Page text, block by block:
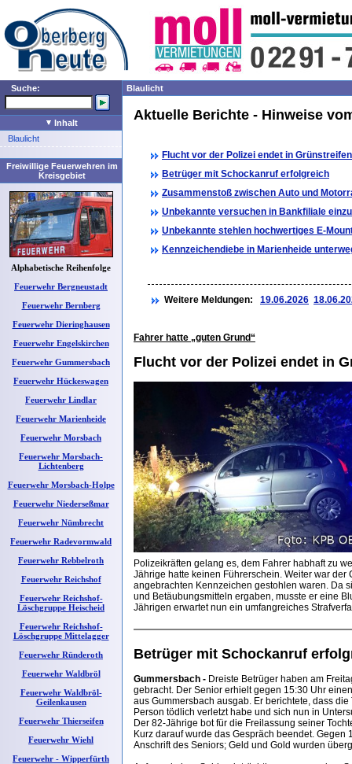
Suche:
Inhalt
Blaulicht
Freiwillige Feuerwehren im
Kreisgebiet
Alphabetische Reihenfolge
Feuerwehr Bergneustadt
Feuerwehr Bernberg
Feuerwehr Dieringhausen
Feuerwehr Engelskirchen
Feuerwehr Gummersbach
Feuerwehr Hückeswagen
Feuerwehr Lindlar
Feuerwehr Marienheide
Feuerwehr Morsbach
Feuerwehr Morsbach-
Lichtenberg
Feuerwehr Morsbach-Holpe
Feuerwehr Niederseßmar
Feuerwehr Nümbrecht
Feuerwehr Radevormwald
Feuerwehr Rebbelroth
Feuerwehr Reichshof
Feuerwehr Reichshof-
Löschgruppe Heischeid
Feuerwehr Reichshof-
Löschgruppe Mittelagger
Feuerwehr Ründeroth
Feuerwehr Waldbröl
Feuerwehr Waldbröl-
Geilenkausen
Feuerwehr Thierseifen
Feuerwehr Wiehl
Feuerwehr - Wipperfürth
Blaulicht
Aktuelle Berichte - Hinweise
Flucht vor der Polizei endet in Grünstreifen
Betrüger mit Schockanruf erfolgreich
Zusammenstoß zwischen Auto und
Unbekannte versuchen in Bankfiliale
Unbekannte stehlen hochwertiges E-
Kennzeichendiebe in Marienheide
Weitere Meldungen: 19.06.2026
Fahrer hatte „guten Grund“
Flucht vor der Polizei endet in
Polizeikräften gelang es, dem Fahrer habhaft zu
Jährige hatte keinen Führerschein. Weiter war
angebrachten Kennzeichen gestohlen waren. Da
und Betäubungsmitteln ergaben, musste er eine
Jährigen erwartet nun ein umfangreiches
Betrüger mit Schockanruf
Gummersbach - Dreiste Betrüger haben am
gebracht. Der Senior erhielt gegen 15:30 Uhr
aus Gummersbach ausgab. Er berichtete, dass
Person tödlich verletzt habe und sich nun in
Der 82-Jährige bot für die Freilassung seiner
Kurz darauf wurde das Gespräch beendet.
Anschrift des Seniors; Geld und Gold wurden